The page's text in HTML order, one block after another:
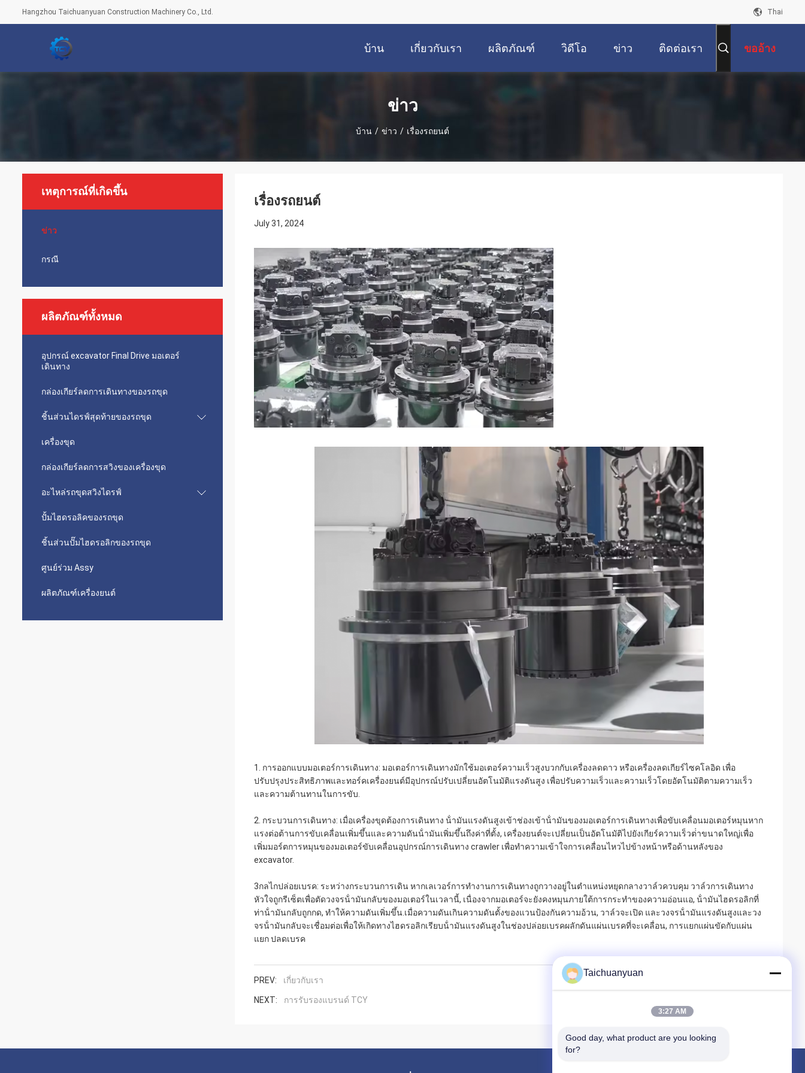
Hangzhou Taichuanyuan Construction Machinery Co., Ltd. Thai
บ้าน เกี่ยวกับเรา ผลิตภัณฑ์ วิดีโอ ข่าว ติดต่อเรา ขออ้าง
ข่าว
บ้าน / ข่าว / เรื่องรถยนต์
เหตุการณ์ที่เกิดขึ้น
ข่าว
กรณี
ผลิตภัณฑ์ทั้งหมด
อุปกรณ์ excavator Final Drive มอเตอร์
เดินทาง
กล่องเกียร์ลดการเดินทางของรถขุด
ชิ้นส่วนไดรฟ์สุดท้ายของรถขุด
เครื่องขุด
กล่องเกียร์ลดการสวิงของเครื่องขุด
อะไหล่รถขุดสวิงไดรฟ์
ปั้มไฮดรอลิคของรถขุด
ชิ้นส่วนปั๊มไฮดรอลิกของรถขุด
ศูนย์ร่วม Assy
ผลิตภัณฑ์เครื่องยนต์
เรื่องรถยนต์
July 31, 2024
1. การออกแบบมอเตอร์การเดินทาง: มอเตอร์การเดินทางมักใช้มอเตอร์ความเร็วสูงบวกกับเครื่องลดดาว หรือเครื่องลดเกียร์ไซคโลอิด เพื่อ
ปรับปรุงประสิทธิภาพและทอร์คเครื่องยนต์มีอุปกรณ์ปรับเปลี่ยนอัตโนมัติแรงดันสูง เพื่อปรับความเร็วและความเร็วโดยอัตโนมัติตามความเร็ว
และความต้านทานในการขับ.
2. กระบวนการเดินทาง: เมื่อเครื่องขุดต้องการเดินทาง น้ํามันแรงดันสูงเข้าช่องเข้าน้ํามันของมอเตอร์การเดินทางเพื่อขับเคลื่อนมอเตอร์หมุนหาก
แรงต่อต้านการขับเคลื่อนเพิ่มขึ้นและความดันน้ํามันเพิ่มขึ้นถึงค่าที่ตั้ง, เครื่องยนต์จะเปลี่ยนเป็นอัตโนมัติไปยังเกียร์ความเร็วต่ําขนาดใหญ่เพื่อ
เพิ่มมอร์ตการหมุนของมอเตอร์ขับเคลื่อนอุปกรณ์การเดินทาง crawler เพื่อทําความเข้าใจการเคลื่อนไหวไปข้างหน้าหรือด้านหลังของ
excavator.
3กลไกปล่อยเบรค: ระหว่างกระบวนการเดิน หากเลเวอร์การทํางานการเดินทางถูกวางอยู่ในตําแหน่งหยุดกลางวาล์วควบคุม วาล์วการเดินทาง
หัวใจถูกรีเซ็ตเพื่อตัดวงจรน้ํามันกลับของมอเตอร์ในเวลานี้, เนื่องจากมอเตอร์จะยังคงหมุนภายใต้การกระทําของความอ่อนแอ, น้ํามันไฮดรอลิกที่
ท่าน้ํามันกลับถูกกด, ทําให้ความดันเพิ่มขึ้น.เมื่อความดันเกินความดันตั้งของแวนป้องกันความอ้วน, วาล์วจะเปิด และวงจรน้ํามันแรงดันสูงและวง
จรน้ํามันกลับจะเชื่อมต่อเพื่อให้เกิดทางไฮดรอลิกเรียบน้ํามันแรงดันสูงในช่องปล่อยเบรคผลักดันแผ่นเบรคที่จะเคลื่อน, การแยกแผ่นขัดกับแผ่น
แยก ปลดเบรค
PREV: เกี่ยวกับเรา
NEXT: การรับรองแบรนด์ TCY
Taichuanyuan
3:27 AM
Good day, what product are you looking
for?